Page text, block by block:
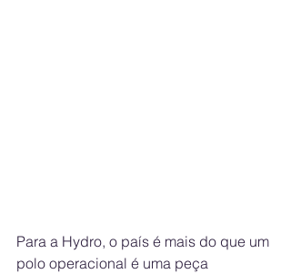
Para a Hydro, o país é mais do que um
polo operacional é uma peça